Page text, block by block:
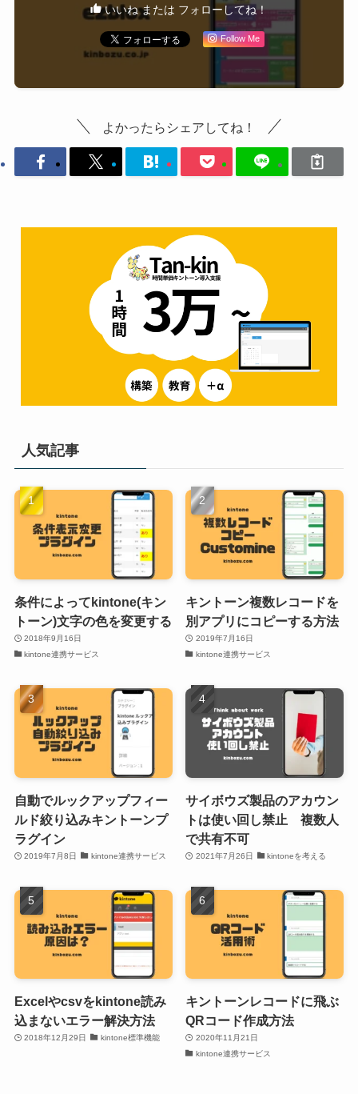
いいね または フォローしてね！
Follow Me
よかったらシェアしてね！
人気記事
条件によってkintone(キン
トーン)文字の色を変更する
2018年9月16日
kintone連携サービス
キントーン複数レコードを
別アプリにコピーする方法
2019年7月16日
kintone連携サービス
自動でルックアップフィー
ルド絞り込みキントーンプ
ラグイン
2019年7月8日 kintone連携サービス
サイボウズ製品のアカウン
トは使い回し禁止 複数人
で共有不可
2021年7月26日 kintoneを考える
Excelやcsvをkintone読み
込まないエラー解決方法
2018年12月29日 kintone標準機能
キントーンレコードに飛ぶ
QRコード作成方法
2020年11月21日
kintone連携サービス